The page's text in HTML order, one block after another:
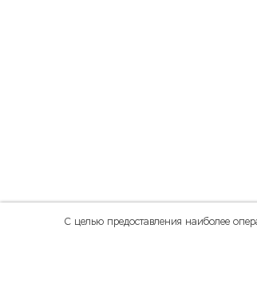
С целью предоставления наиболее